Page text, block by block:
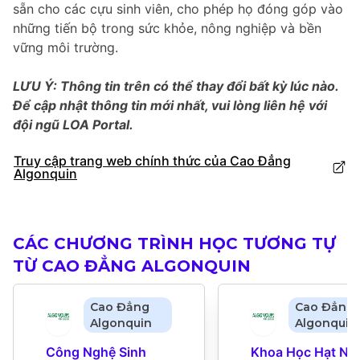
sẵn cho các cựu sinh viên, cho phép họ đóng góp vào
những tiến bộ trong sức khỏe, nông nghiệp và bền
vững môi trường.
LƯU Ý: Thông tin trên có thể thay đổi bất kỳ lúc nào.
Để cập nhật thông tin mới nhất, vui lòng liên hệ với
đội ngũ LOA Portal.
Truy cập trang web chính thức của Cao Đẳng
Algonquin
CÁC CHƯƠNG TRÌNH HỌC TƯƠNG TỰ
TỪ CAO ĐẲNG ALGONQUIN
Cao Đẳng
Algonquin
Công Nghệ Sinh
Cao Đẳng
Algonquin
Khoa Học Hạt